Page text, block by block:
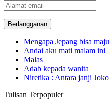
Alamat
email
Mengapa Jepang bisa
Andai aku mati malam ini
Malas
Adab kepada wanita
Niretika : Antara janji
Tulisan Terpopuler